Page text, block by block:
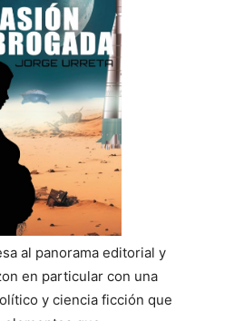
al panorama editorial y
en particular con una
y ciencia ficción que